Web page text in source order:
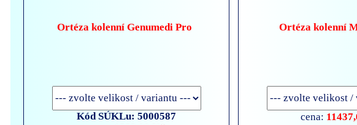
Ortéza kolenní Genumedi Pro
Kód SÚKLu: 5000587
Ortéza kolenní
cena: